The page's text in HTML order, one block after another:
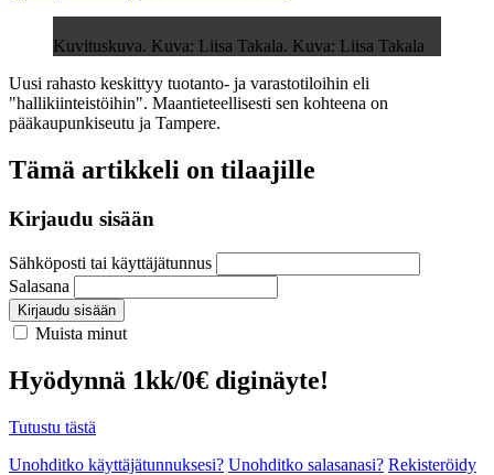
Kuvituskuva. Kuva: Liisa Takala. Kuva: Liisa Takala
Uusi rahasto keskittyy tuotanto- ja varastotiloihin eli
"hallikiinteistöihin". Maantieteellisesti sen kohteena on
pääkaupunkiseutu ja Tampere.
Tämä artikkeli on tilaajille
Kirjaudu sisään
Sähköposti tai käyttäjätunnus
Salasana
Kirjaudu sisään
Muista minut
Hyödynnä 1kk/0€ diginäyte!
Tutustu tästä
Unohditko käyttäjätunnuksesi? Unohditko salasanasi? Rekisteröidy